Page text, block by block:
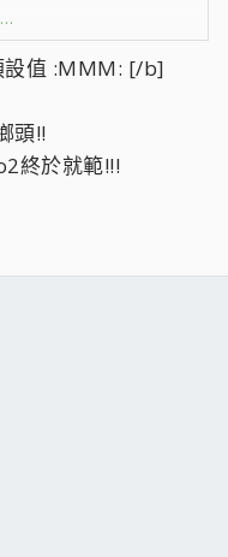
沒有只有一個空白視窗
設值 :MMM: [/b]
頭!!
終於就範!!!